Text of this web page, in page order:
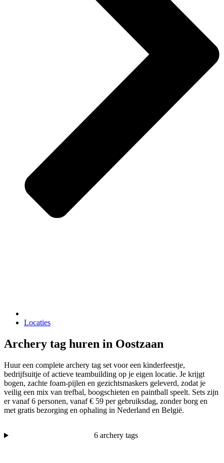
Locaties
Archery tag huren in Oostzaan
Huur een complete archery tag set voor een kinderfeestje,
bedrijfsuitje of actieve teambuilding op je eigen locatie. Je krijgt
bogen, zachte foam-pijlen en gezichtsmaskers geleverd, zodat je
veilig een mix van trefbal, boogschieten en paintball speelt. Sets zijn
er vanaf 6 personen, vanaf € 59 per gebruiksdag, zonder borg en
met gratis bezorging en ophaling in Nederland en België.
6 archery tags